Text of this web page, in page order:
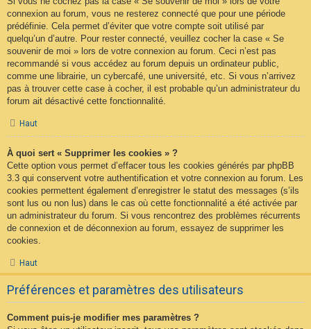
connexion au forum, vous ne resterez connecté que pour une période
prédéfinie. Cela permet d’éviter que votre compte soit utilisé par
quelqu’un d’autre. Pour rester connecté, veuillez cocher la case « Se
souvenir de moi » lors de votre connexion au forum. Ceci n’est pas
recommandé si vous accédez au forum depuis un ordinateur public,
comme une librairie, un cybercafé, une université, etc. Si vous n’arrivez
pas à trouver cette case à cocher, il est probable qu’un administrateur du
forum ait désactivé cette fonctionnalité.
Haut
À quoi sert « Supprimer les cookies » ?
Cette option vous permet d’effacer tous les cookies générés par phpBB
3.3 qui conservent votre authentification et votre connexion au forum. Les
cookies permettent également d’enregistrer le statut des messages (s’ils
sont lus ou non lus) dans le cas où cette fonctionnalité a été activée par
un administrateur du forum. Si vous rencontrez des problèmes récurrents
de connexion et de déconnexion au forum, essayez de supprimer les
cookies.
Haut
Préférences et paramètres des utilisateurs
Comment puis-je modifier mes paramètres ?